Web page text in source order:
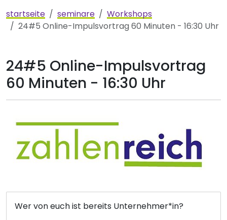
startseite seminare
Workshops
24#5 Online-Impulsvortrag 60 Minuten - 16:30 Uhr
24#5 Online-Impulsvortrag
60 Minuten - 16:30 Uhr
Wer von euch ist bereits Unternehmer*in?